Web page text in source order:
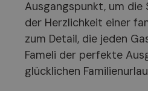
glücklichen